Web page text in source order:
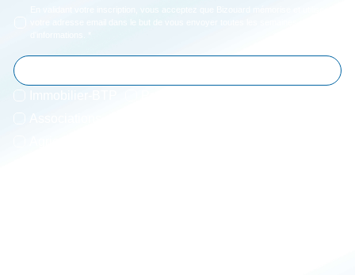
En validant votre inscription, vous acceptez que Bizouard mémorise et utilise